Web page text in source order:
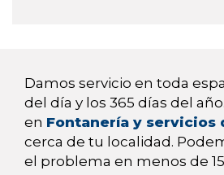
Damos servicio en toda
del día y los 365 días del
en Fontanería y servicios
cerca de tu localidad.
el problema en menos de